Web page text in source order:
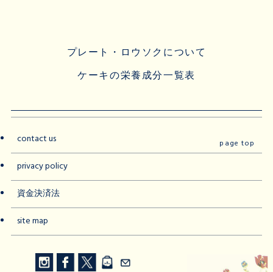
プレート・ロウソクについて
ケーキの栄養成分一覧表
page top
contact us
privacy policy
資金決済法
site map